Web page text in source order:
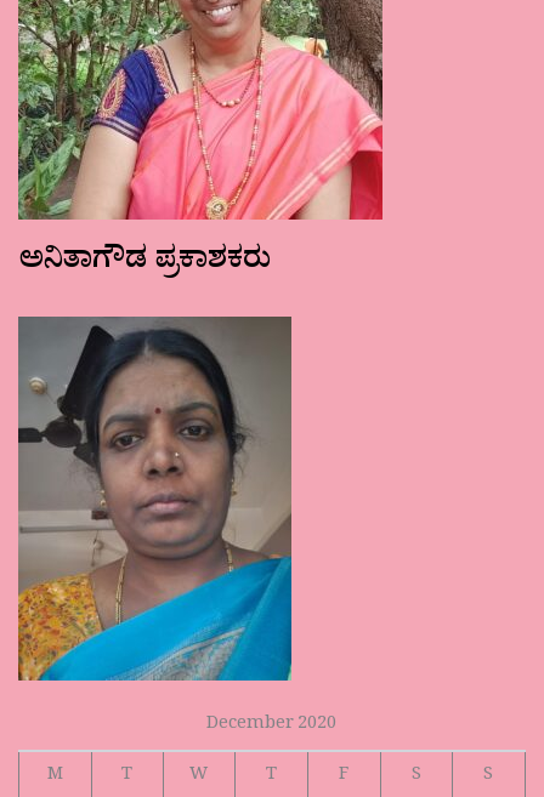
ಅನಿತಾಗೌಡ ಪ್ರಕಾಶಕರು
December 2020
M
T W T F S
S